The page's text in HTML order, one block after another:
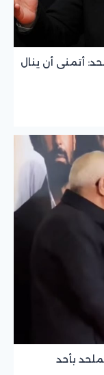
أتمنى أن ينال
بأحد